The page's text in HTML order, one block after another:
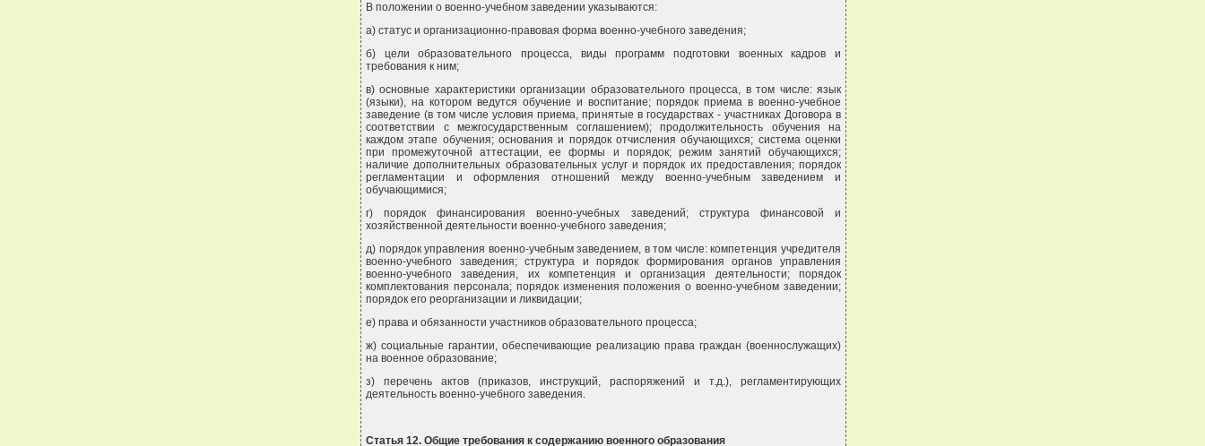
В положении о военно-учебном заведении указываются:
а) статус и организационно-правовая форма военно-учебного заведения;
б) цели образовательного процесса, виды программ подготовки военных кадров и
требования к ним;
в) основные характеристики организации образовательного процесса, в том числе: язык
(языки), на котором ведутся обучение и воспитание; порядок приема в военно-учебное
заведение (в том числе условия приема, принятые в государствах - участниках Договора в
соответствии с межгосударственным соглашением); продолжительность обучения на
каждом этапе обучения; основания и порядок отчисления обучающихся; система оценки
при промежуточной аттестации, ее формы и порядок; режим занятий обучающихся;
наличие дополнительных образовательных услуг и порядок их предоставления; порядок
регламентации и оформления отношений между военно-учебным заведением и
обучающимися;
г) порядок финансирования военно-учебных заведений; структура финансовой и
хозяйственной деятельности военно-учебного заведения;
д) порядок управления военно-учебным заведением, в том числе: компетенция учредителя
военно-учебного заведения; структура и порядок формирования органов управления
военно-учебного заведения, их компетенция и организация деятельности; порядок
комплектования персонала; порядок изменения положения о военно-учебном заведении;
порядок его реорганизации и ликвидации;
е) права и обязанности участников образовательного процесса;
ж) социальные гарантии, обеспечивающие реализацию права граждан (военнослужащих)
на военное образование;
з) перечень актов (приказов, инструкций, распоряжений и т.д.), регламентирующих
деятельность военно-учебного заведения.
Статья 12. Общие требования к содержанию военного образования